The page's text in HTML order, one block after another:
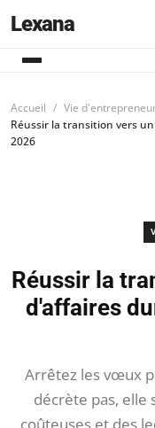
Lexana
Accueil
Vie
Réussir la transition vers
2026
Réussir la
d'affaires
Arrêtez les vœux
décrète pas, elle